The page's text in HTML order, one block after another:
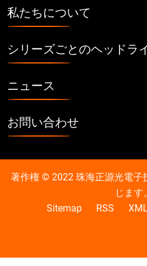
私たちについて
シリーズごとのヘッドラ
ニュース
お問い合わせ
著作権 © 2022 珠海正源光電子
じます。
Sitemap
RSS